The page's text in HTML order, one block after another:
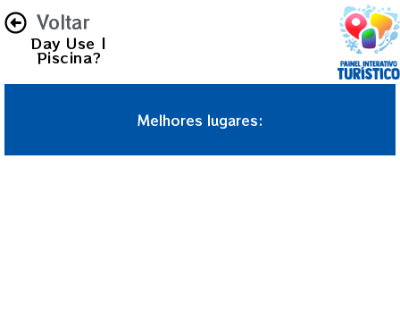
Voltar
Day Use |
Piscina?
Melhores lugares: